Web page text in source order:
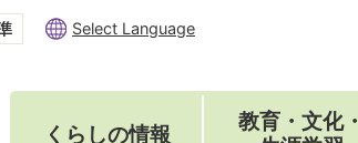
Select Language
くらしの情報
教育・文化・